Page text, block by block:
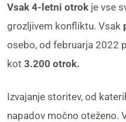
Vsak 4-letni otrok je vse
grozljivem konfliktu. Vsak
osebo, od februarja 2022
kot 3.200 otrok.
Izvajanje storitev, od
napadov močno oteženo.